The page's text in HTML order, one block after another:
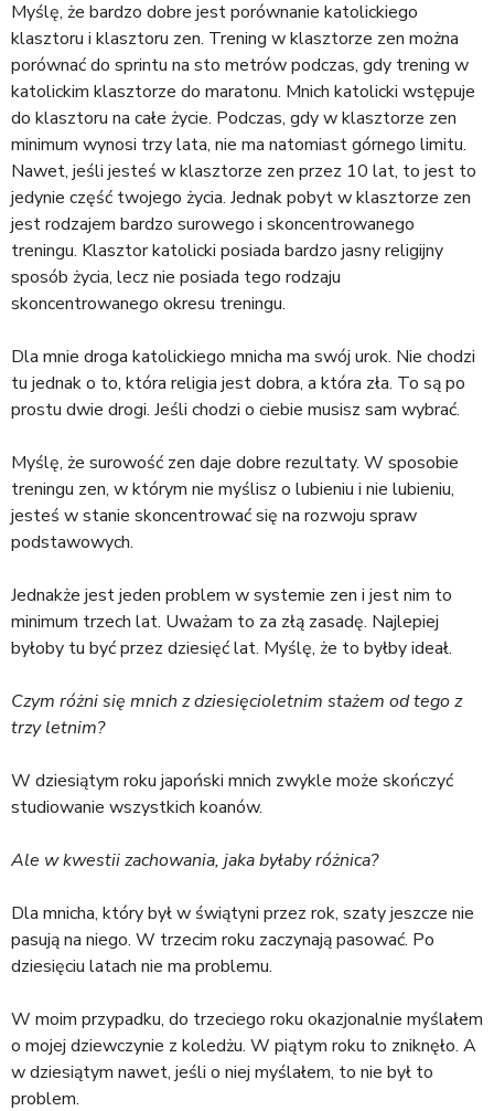
Myślę, że bardzo dobre jest porównanie katolickiego
klasztoru i klasztoru zen. Trening w klasztorze zen można
porównać do sprintu na sto metrów podczas, gdy trening w
katolickim klasztorze do maratonu. Mnich katolicki wstępuje
do klasztoru na całe życie. Podczas, gdy w klasztorze zen
minimum wynosi trzy lata, nie ma natomiast górnego limitu.
Nawet, jeśli jesteś w klasztorze zen przez 10 lat, to jest to
jedynie część twojego życia. Jednak pobyt w klasztorze zen
jest rodzajem bardzo surowego i skoncentrowanego
treningu. Klasztor katolicki posiada bardzo jasny religijny
sposób życia, lecz nie posiada tego rodzaju
skoncentrowanego okresu treningu.
Dla mnie droga katolickiego mnicha ma swój urok. Nie chodzi
tu jednak o to, która religia jest dobra, a która zła. To są po
prostu dwie drogi. Jeśli chodzi o ciebie musisz sam wybrać.
Myślę, że surowość zen daje dobre rezultaty. W sposobie
treningu zen, w którym nie myślisz o lubieniu i nie lubieniu,
jesteś w stanie skoncentrować się na rozwoju spraw
podstawowych.
Jednakże jest jeden problem w systemie zen i jest nim to
minimum trzech lat. Uważam to za złą zasadę. Najlepiej
byłoby tu być przez dziesięć lat. Myślę, że to byłby ideał.
Czym różni się mnich z dziesięcioletnim stażem od tego z
trzy letnim?
W dziesiątym roku japoński mnich zwykle może skończyć
studiowanie wszystkich koanów.
Ale w kwestii zachowania, jaka byłaby różnica?
Dla mnicha, który był w świątyni przez rok, szaty jeszcze nie
pasują na niego. W trzecim roku zaczynają pasować. Po
dziesięciu latach nie ma problemu.
W moim przypadku, do trzeciego roku okazjonalnie myślałem
o mojej dziewczynie z koledżu. W piątym roku to zniknęło. A
w dziesiątym nawet, jeśli o niej myślałem, to nie był to
problem.